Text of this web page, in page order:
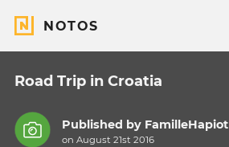
NOTOS
Road Trip in Croatia
Published by FamilleHapiot
on August 21st 2016